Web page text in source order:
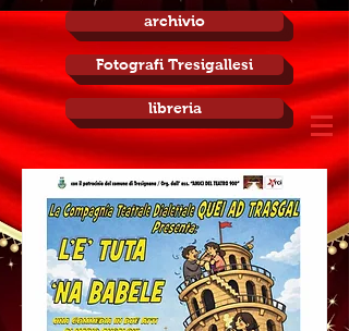
archivio
Fotografi Tresigallesi
libreria